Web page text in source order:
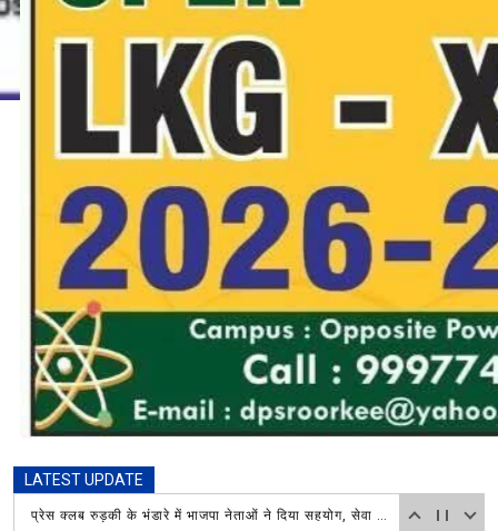
LATEST UPDATE
प्रेस क्लब रुड़की के भंडारे में भाजपा नेताओं ने दिया सहयोग, सेवा कार्य की जमकर सराहना